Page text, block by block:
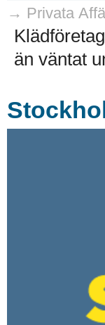
→ Privata
än väntat